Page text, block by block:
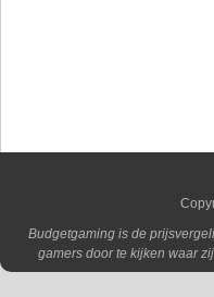
Budgetgaming is de
gamers door te kijken waar